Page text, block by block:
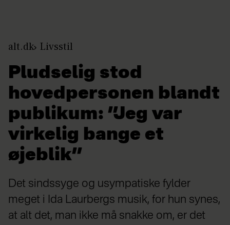
alt.dk Livsstil
Pludselig stod
hovedpersonen blandt
publikum: ”Jeg var
virkelig bange et
øjeblik”
Det sindssyge og usympatiske fylder
meget i Ida Laurbergs musik, for hun synes,
at alt det, man ikke må snakke om, er det